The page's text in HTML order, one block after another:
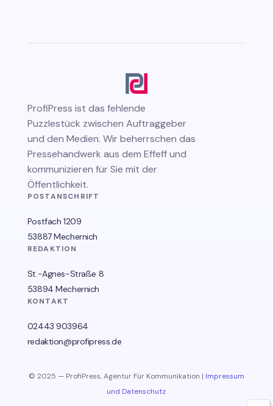
ProfiPress ist das fehlende
Puzzlestück zwischen Auftraggeber
und den Medien. Wir beherrschen das
Pressehandwerk aus dem Effeff und
kommunizieren für Sie mit der
Öffentlichkeit.
POSTANSCHRIFT
Postfach 1209
53887 Mechernich
REDAKTION
St.-Agnes-Straße 8
53894 Mechernich
KONTAKT
02443 903964
redaktion@profipress.de
© 2025 — ProfiPress, Agentur Für Kommunikation | Impressum
und Datenschutz